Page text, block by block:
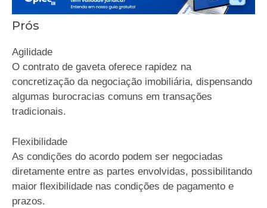
Prós
Agilidade
O contrato de gaveta oferece rapidez na
concretização da negociação imobiliária, dispensando
algumas burocracias comuns em transações
tradicionais.
Flexibilidade
As condições do acordo podem ser negociadas
diretamente entre as partes envolvidas, possibilitando
maior flexibilidade nas condições de pagamento e
prazos.